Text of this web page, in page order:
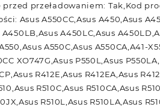
przeładowaniem: Tak,Kod
Asus A550CC,Asus A450,Asus
A450LC,Asus
A550C,Asus A550CA,A41-
XO747G,Asus P550L,Asus
R412E,Asus R412EA,Asus
R510C,Asus R510CA,Asus
R510L,Asus R510LA,Asus